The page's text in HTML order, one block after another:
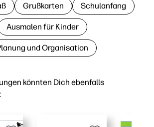
könnten Dich ebenfalls
Grußkarten Schulanfang
Ausmalen für Kinder
und Organisation